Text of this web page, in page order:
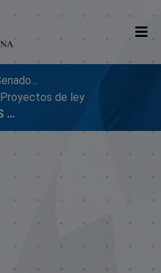
Repositorio Digital SenadoRD
Proyectos de ley
1040 TEOFILA DE JESUS ALMONTE